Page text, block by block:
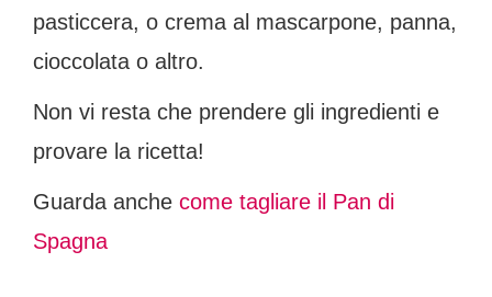
pasticcera, o crema al mascarpone, panna,
cioccolata o altro.
Non vi resta che prendere gli ingredienti e
provare la ricetta!
Guarda anche come tagliare il Pan di
Spagna